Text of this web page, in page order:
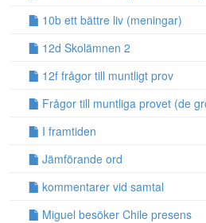
10b ett bättre liv (meningar)
12d Skolämnen 2
12f frågor till muntligt prov
Frågor till muntliga provet (de
I framtiden
Jämförande ord
kommentarer vid samtal
Miguel besöker Chile presens